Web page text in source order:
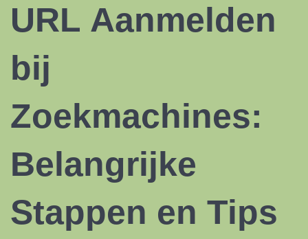
URL Aanmelden
bij
Zoekmachines:
Belangrijke
Stappen en Tips